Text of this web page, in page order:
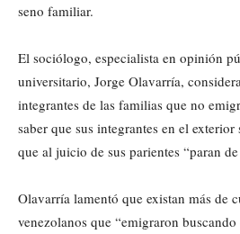
seno familiar.
El sociólogo, especialista en opinión
universitario, Jorge Olavarría,
integrantes de las familias que no
saber que sus integrantes en el
que al juicio de sus parientes “paran
Olavarría lamentó que existan más de
venezolanos que “emigraron